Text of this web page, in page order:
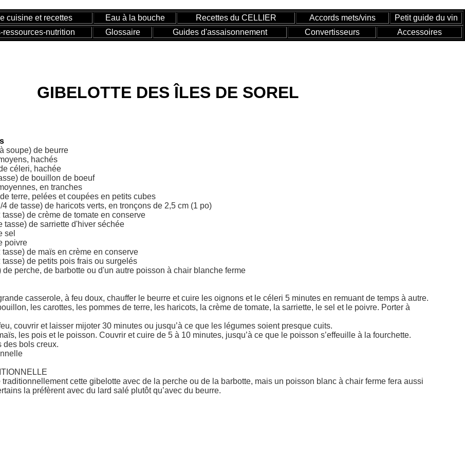
cuisine et recettes Eau à la bouche Recettes du CELLIER Accords mets/vins
Petit guide du vin
ressources-nutrition Glossaire Guides d'assaisonnement Convertisseurs Accessoires
GIBELOTTE DES ÎLES DE SOREL
soupe) de beurre
hachés
céleri, hachée
de bouillon de boeuf
en tranches
terre, pelées et coupées en petits cubes
4 de tasse) de haricots verts, en tronçons de 2,5 cm (1 po)
tasse) de crème de tomate en conserve
tasse) de sarriette d'hiver séchée
sel
poivre
tasse) de maïs en crème en conserve
tasse) de petits pois frais ou surgelés
de perche, de barbotte ou d'un autre poisson à chair blanche ferme
casserole, à feu doux, chauffer le beurre et cuire les oignons et le céleri 5 minutes en remuant de temps à autre.
les carottes, les pommes de terre, les haricots, la crème de tomate, la sarriette, le sel et le poivre. Porter à
couvrir et laisser mijoter 30 minutes ou jusqu’à ce que les légumes soient presque cuits.
les pois et le poisson. Couvrir et cuire de 5 à 10 minutes, jusqu’à ce que le poisson s’effeuille à la fourchette.
des bols creux.
traditionnellement cette gibelotte avec de la perche ou de la barbotte, mais un poisson blanc à chair ferme fera aussi
la préfèrent avec du lard salé plutôt qu’avec du beurre.